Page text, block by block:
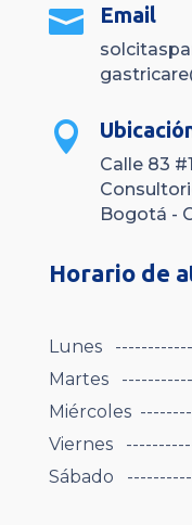
 Email

Calle 83
Bogotá -
Horario de
Lunes
Martes
Miércoles
Viernes
Sábado